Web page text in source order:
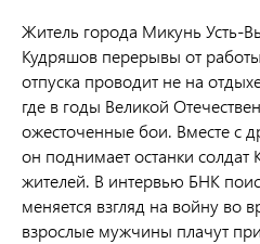
Житель города Микунь Усть-
Кудряшов перерывы от
отпуска проводит не на
где в годы Великой
ожесточенные бои. Вместе с
он поднимает останки
жителей. В интервью БНК
меняется взгляд на войну во
взрослые мужчины плачут